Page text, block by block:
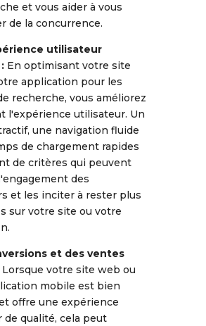
et vous aider à vous
de la concurrence.
utilisateur
En optimisant votre site
application pour les
recherche, vous améliorez
l'expérience utilisateur. Un
une navigation fluide
de chargement rapides
de critères qui peuvent
des
et les inciter à rester plus
sur votre site ou votre
et des ventes
Lorsque votre site web ou
mobile est bien
offre une expérience
de qualité, cela peut